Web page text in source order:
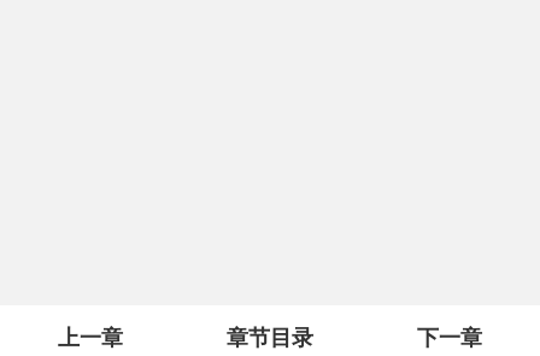
上一章 章节目录 下一章